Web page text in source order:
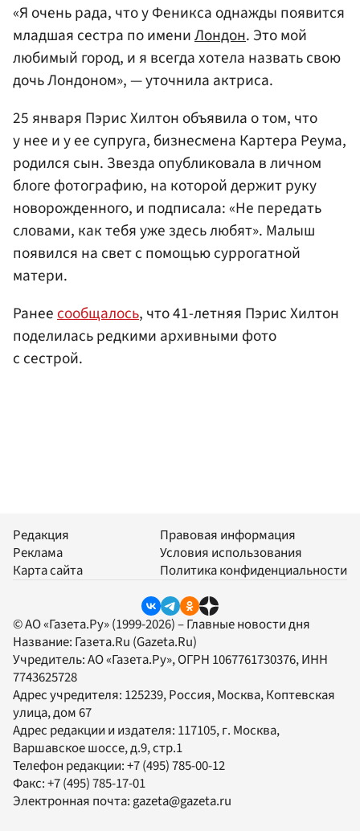
«Я очень рада, что у Феникса однажды появится
младшая сестра по имениЛондон. Это мой
любимый город, и я всегда хотела назвать свою
дочь Лондоном», — уточнила актриса.
25 января Пэрис Хилтон объявила о том, что
у нее и у ее супруга, бизнесмена Картера Реума,
родился сын. Звезда опубликовала в личном
блоге фотографию, на которой держит руку
новорожденного, и подписала: «Не передать
словами, как тебя уже здесь любят». Малыш
появился на свет с помощью суррогатной
матери.
Ранеесообщалось, что 41-летняя Пэрис Хилтон
поделилась редкими архивными фото
с сестрой.
Редакция
Реклама
Карта сайта
Правовая информация
Условия использования
Политика конфиденциальности
© АО «Газета.Ру» (1999-2026) – Главные новости дня
Название: Газета.Ru (Gazeta.Ru)
Учредитель:АО «Газета.Ру», ОГРН 1067761730376, ИНН
7743625728
Адрес учредителя: 125239, Россия, Москва, Коптевская
улица, дом 67
Адрес редакции и издателя: 117105, г. Москва,
Варшавское шоссе, д.9, стр.1
Телефон редакции:+7 (495) 785-00-12
Факс:+7 (495) 785-17-01
Электронная почта: gazeta@gazeta.ru